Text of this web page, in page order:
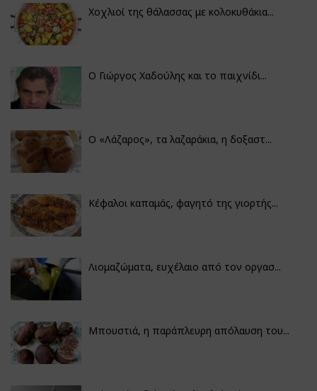
Χοχλιοί της θάλασσας με κολοκυθάκια...
Ο Γιώργος Χαδούλης και το παιχνίδι...
Ο «Λάζαρος», τα λαζαράκια, η δοξαστ...
Κέφαλοι καπαμάς, φαγητό της γιορτής...
Λιομαζώματα, ευχέλαιο από τον οργασ...
Μπουστιά, η παράπλευρη απόλαυση του...